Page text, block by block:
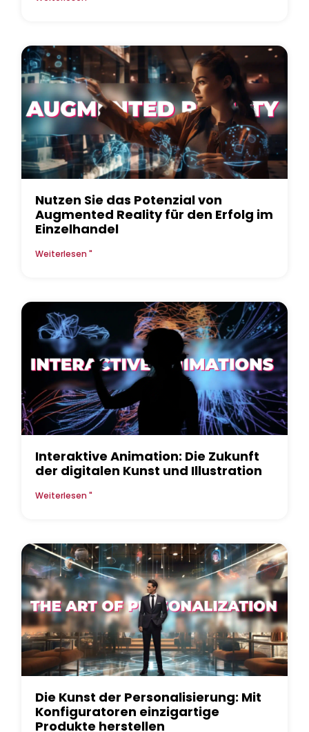
Nutzen Sie das Potenzial von
Augmented Reality für den Erfolg im
Einzelhandel
Weiterlesen "
Interaktive Animation: Die Zukunft
der digitalen Kunst und Illustration
Weiterlesen "
Die Kunst der Personalisierung: Mit
Konfiguratoren einzigartige
Produkte herstellen